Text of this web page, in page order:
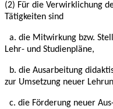
(2) Für die Verwirklichung
Tätigkeiten sind
a. die Mitwirkung bzw.
Lehr- und Studienpläne,
b. die Ausarbeitung
zur Umsetzung neuer Lehr
c. die Förderung neuer